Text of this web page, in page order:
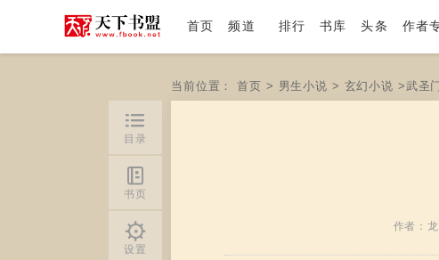
首页 频道 排行 书库 头条 作者
当前位置：首页 > 男生小说 > 玄幻小说 >武圣
作者：
目录
书页
设置